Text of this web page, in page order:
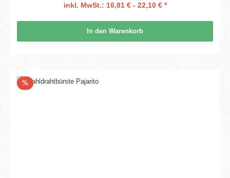
inkl. MwSt.: 16,81 € - 22,10 € *
In den Warenkorb
%Rabatt